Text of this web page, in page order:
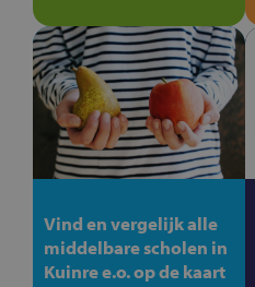
Vind en vergelijk alle
middelbare scholen in
Kuinre e.o. op de kaart